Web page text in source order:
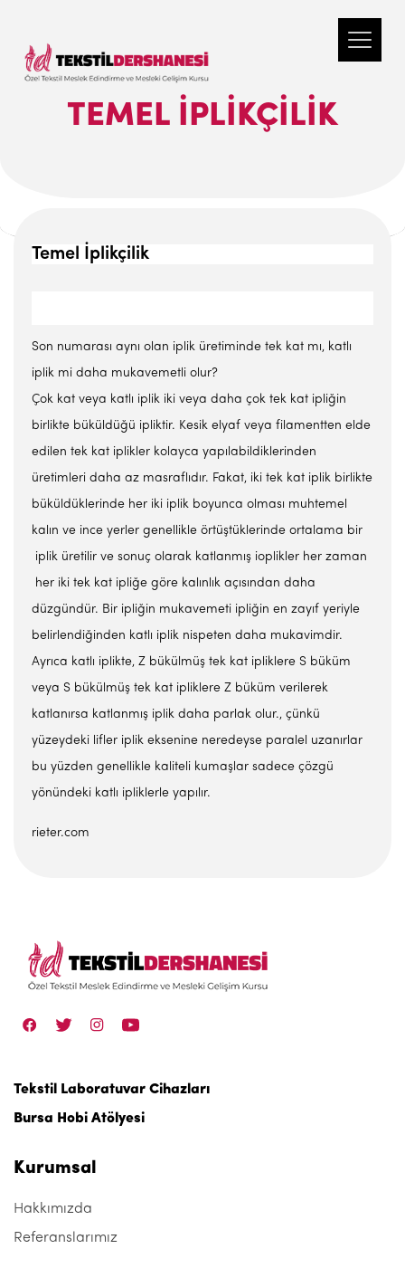
TEMEL İPLIKÇILIK
Temel İplikçilik
Son numarası aynı olan iplik üretiminde tek kat mı, katlı
iplik mi daha mukavemetli olur?
Çok kat veya katlı iplik iki veya daha çok tek kat ipliğin
birlikte büküldüğü ipliktir. Kesik elyaf veya filamentten elde
edilen tek kat iplikler kolayca yapılabildiklerinden
üretimleri daha az masraflıdır. Fakat, iki tek kat iplik birlikte
büküldüklerinde her iki iplik boyunca olması muhtemel
kalın ve ince yerler genellikle örtüştüklerinde ortalama bir
iplik üretilir ve sonuç olarak katlanmış ioplikler her zaman
her iki tek kat ipliğe göre kalınlık açısından daha
düzgündür. Bir ipliğin mukavemeti ipliğin en zayıf yeriyle
belirlendiğinden katlı iplik nispeten daha mukavimdir.
Ayrıca katlı iplikte, Z bükülmüş tek kat ipliklere S büküm
veya S bükülmüş tek kat ipliklere Z büküm verilerek
katlanırsa katlanmış iplik daha parlak olur., çünkü
yüzeydeki lifler iplik eksenine neredeyse paralel uzanırlar
bu yüzden genellikle kaliteli kumaşlar sadece çözgü
yönündeki katlı ipliklerle yapılır.
rieter.com
Tekstil Laboratuvar Cihazları
Bursa Hobi Atölyesi
Kurumsal
Hakkımızda
Referanslarımız